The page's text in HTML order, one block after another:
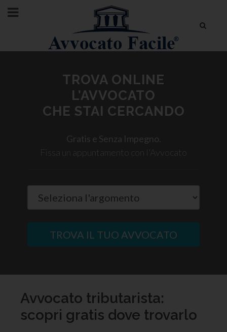
TROVA ONLINE
L’AVVOCATO
CHE STAI CERCANDO
Gratis e Senza Impegno.
Fissa un appuntamento con l'Avvocato
TROVA IL TUO AVVOCATO
Avvocato tributarista:
scopri gratis dove trovarlo